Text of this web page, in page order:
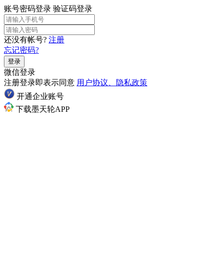
账号密码登录 验证码登录
还没有帐号? 注册
忘记密码?
登录
微信登录
注册登录即表示同意 用户协议、隐私政策
开通企业账号
下载墨天轮APP